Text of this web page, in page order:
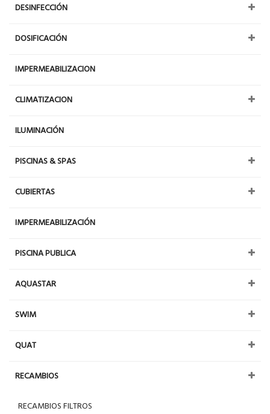
DESINFECCIÓN
DOSIFICACIÓN
IMPERMEABILIZACION
CLIMATIZACION
ILUMINACIÓN
PISCINAS & SPAS
CUBIERTAS
IMPERMEABILIZACIÓN
PISCINA PUBLICA
AQUASTAR
SWIM
QUAT
RECAMBIOS
RECAMBIOS FILTROS